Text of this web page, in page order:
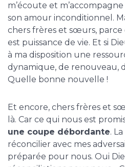
m’écoute et
son amour inconditionnel.
chers frères et sœurs,
est puissance de vie. Et si
à ma disposition une
dynamique, de renouveau,
Quelle bonne nouvelle !
Et encore, chers frères et
là. Car ce qui nous est
une coupe débordante.
réconcilier avec mes
préparée pour nous. Oui